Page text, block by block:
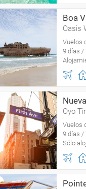
Boa
Oasis
Vuelos
9 días /
Oyo
Vuelos
9 días /
Sólo